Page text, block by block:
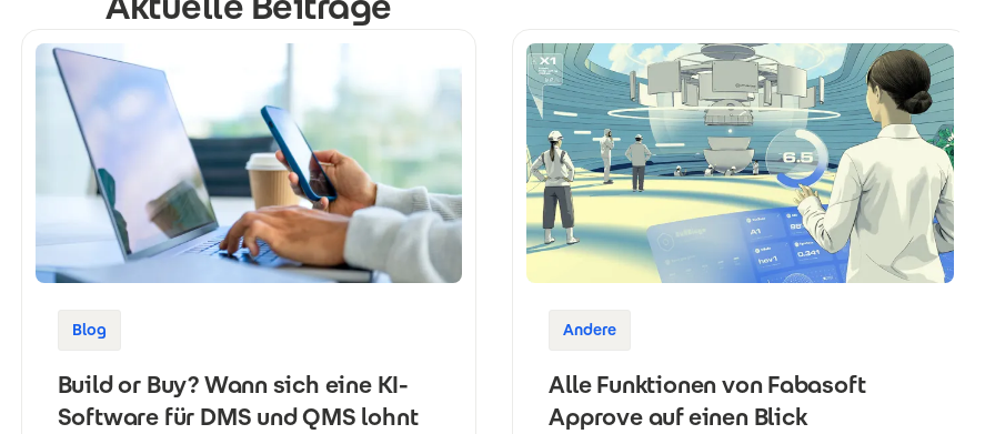
Blog
Build or Buy? Wann sich eine KI-
Software für DMS und QMS lohnt
Andere
Alle Funktionen von Fabasoft
Approve auf einen Blick